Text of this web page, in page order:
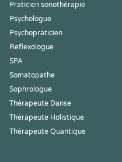
Praticien sonothérapie
Psychologue
Psychopraticien
Reflexologue
SPA
Somatopathe
Sophrologue
Thérapeute Danse
Thérapeute Holistique
Thérapeute Quantique